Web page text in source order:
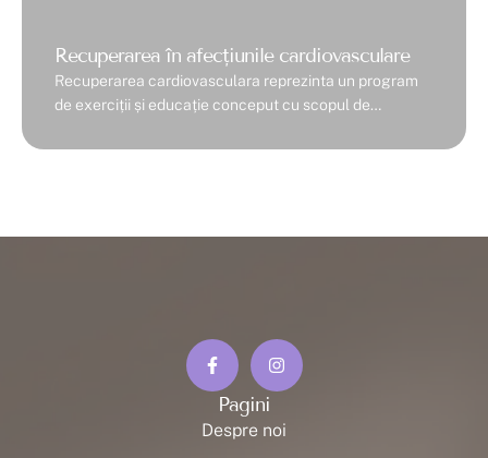
Recuperarea în afecțiunile cardiovasculare
Recuperarea cardiovasculara reprezinta un program
de exerciții și educație conceput cu scopul de
fost supusă unei intervenţii de chirurgie cardiacă sau
Pagini
Despre noi